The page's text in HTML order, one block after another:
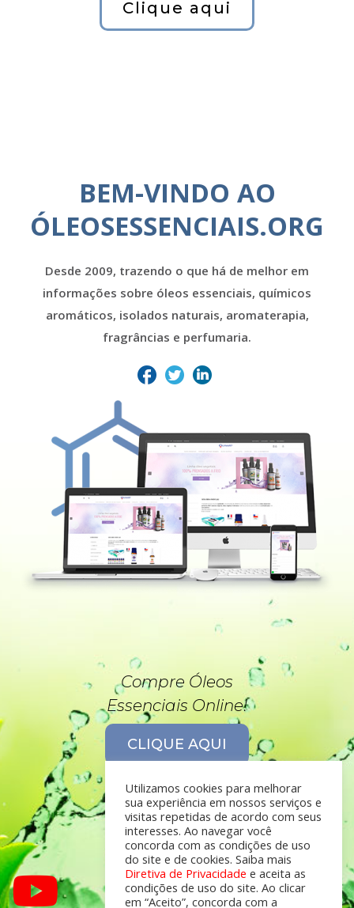
Clique aqui
BEM-VINDO AO
ÓLEOSESSENCIAIS.ORG
Desde 2009, trazendo o que há de melhor em
informações sobre óleos essenciais, químicos
aromáticos, isolados naturais, aromaterapia,
fragrâncias e perfumaria.
Compre Óleos
Essenciais Online!
CLIQUE AQUI
Utilizamos cookies para melhorar
sua experiência em nossos serviços e
visitas repetidas de acordo com seus
interesses. Ao navegar você
concorda com as condições de uso
do site e de cookies. Saiba mais
Diretiva de Privacidade e aceita as
condições de uso do site. Ao clicar
em “Aceito”, concorda com a